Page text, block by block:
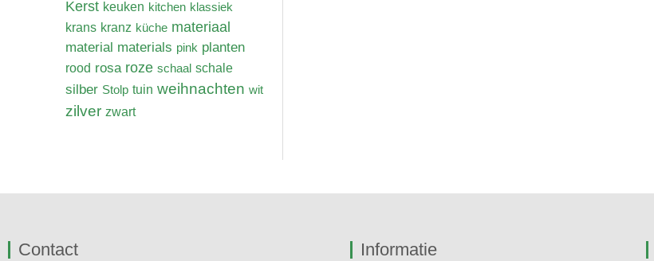
Kerst keuken kitchen klassiek
krans kranz küche materiaal
material materials pink planten
rood rosa roze schaal schale
silber Stolp tuin weihnachten wit
zilver zwart
Contact Informatie